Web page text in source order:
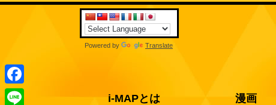
Powered by Translate
i-MAPとは 漫画
Facebook